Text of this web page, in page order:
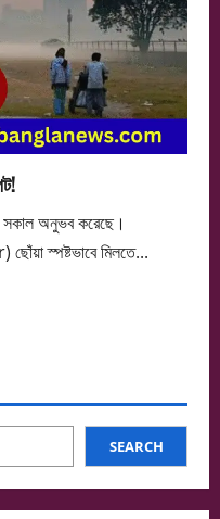
সকাল অনুভব করেছে।
স্পষ্টভাবে মিলতে...
SEARCH